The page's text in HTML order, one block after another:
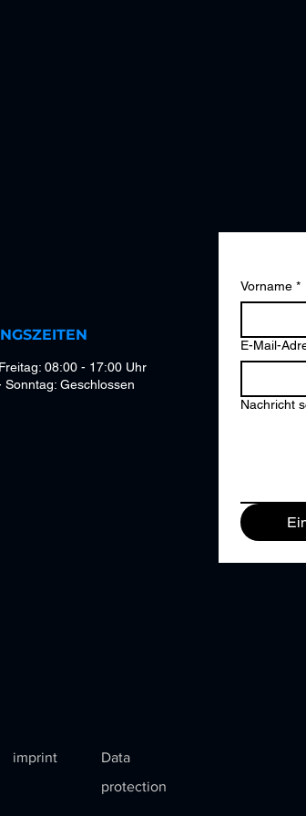
Vorname *
E-Mail-
Nachricht
08:00 - 17:00 Uhr
Sonntag: Geschlossen
imprint
Data
protection